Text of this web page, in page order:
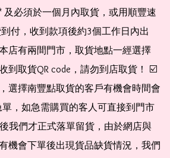
及必須於一個月內取貨，或用順豐速
付，收到款項後約3個工作日內出
店有兩間門市，取貨地點一經選擇
到取貨QR code，請勿到店取貨！ ☑️
選擇南豐點取貨的客戶有機會時間會
，如急需購買的客人可直接到門市
我們才正式落單留貨，由於網店與
機會下單後出現貨品缺貨情況，我們